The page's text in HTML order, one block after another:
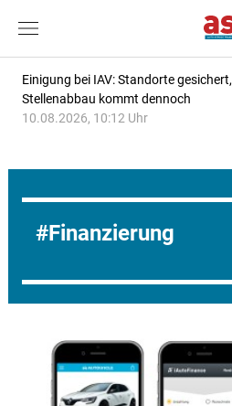
Einigung bei IAV: Standorte gesichert,
Stellenabbau kommt dennoch
10.08.2026, 10:12 Uhr
Finanzierung